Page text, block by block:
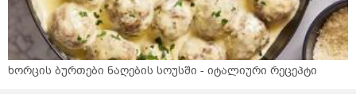
ხორცის ბურთები ნაღების სოუსში - იტალიური რეცეპტი